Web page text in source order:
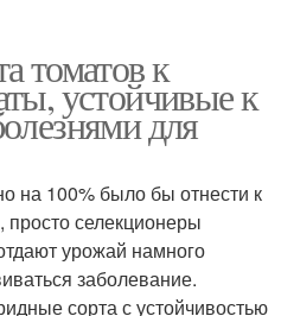
томатов к
устойчивые к
для
на 100% было бы отнести к
селекционеры
урожай намного
заболевание.
сорта с устойчивостью